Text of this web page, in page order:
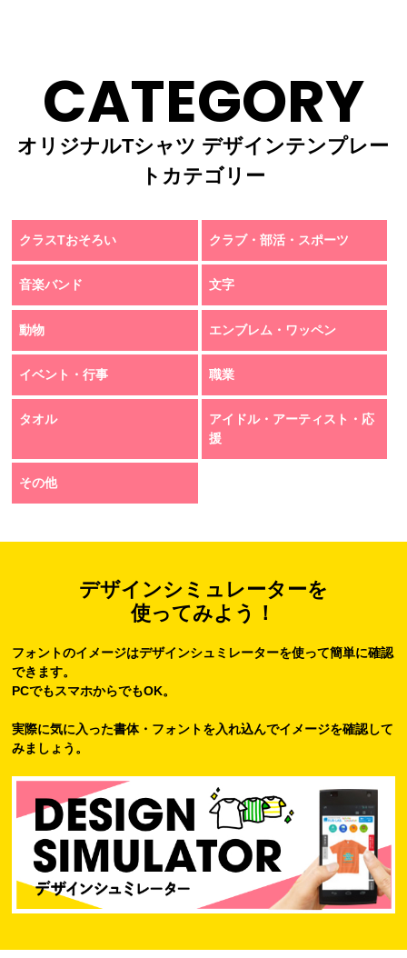
CATEGORY
オリジナルTシャツ デザインテンプレー
トカテゴリー
クラスTおそろい クラブ・部活・スポーツ
音楽バンド 文字
動物 エンブレム・ワッペン
イベント・行事 職業
タオル
アイドル・アーティスト・応
援
その他
デザインシミュレーターを
使ってみよう！
フォントのイメージはデザインシュミレーターを使って簡単に確認
できます。
PCでもスマホからでもOK。
実際に気に入った書体・フォントを入れ込んでイメージを確認して
みましょう。